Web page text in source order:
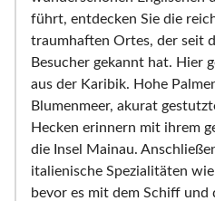
führt, entdecken Sie die
traumhaften Ortes, der seit
Besucher gekannt hat. Hier
aus der Karibik. Hohe
Blumenmeer, akurat
Hecken erinnern mit ihrem
die Insel Mainau.
italienische Spezialitäten
bevor es mit dem Schiff und